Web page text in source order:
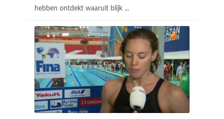
hebben ontdekt waaruit blijk ...